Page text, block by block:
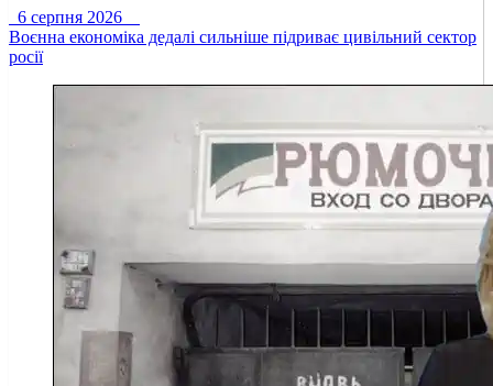
6 серпня 2026
Воєнна економіка дедалі сильніше підриває цивільний сектор
росії